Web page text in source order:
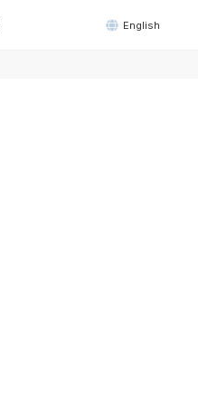
English